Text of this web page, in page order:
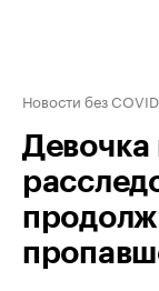
Новости без
Девочка